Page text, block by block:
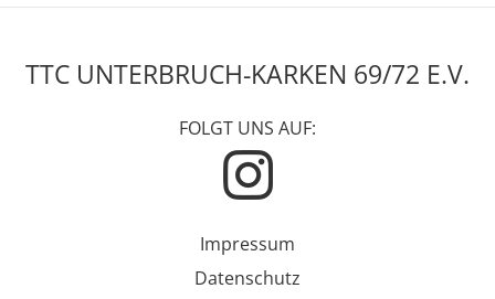
TTC UNTERBRUCH-KARKEN 69/72 E.V.
FOLGT UNS AUF:
Impressum
Datenschutz